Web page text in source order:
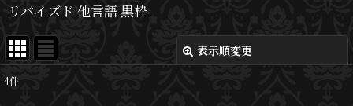
リバイズド 他言語 黒枠
表示順変更
4件